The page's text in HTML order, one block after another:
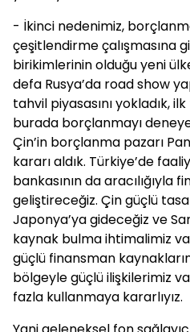
- İkinci nedenimiz,
çeşitlendirme çalışmasına
birikimlerinin olduğu yeni
defa Rusya’da road show
tahvil piyasasını yokladık,
burada borçlanmayı
Çin’in borçlanma pazarı
kararı aldık. Türkiye’de
bankasının da aracılığıyla
geliştireceğiz. Çin güçlü
Japonya’ya gideceğiz ve
kaynak bulma ihtimalimiz
güçlü finansman
bölgeyle güçlü ilişkilerimiz
fazla kullanmaya kararlıyız.